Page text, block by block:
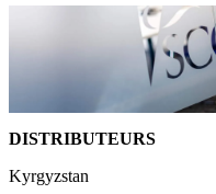
DISTRIBUTEURS
Kyrgyzstan